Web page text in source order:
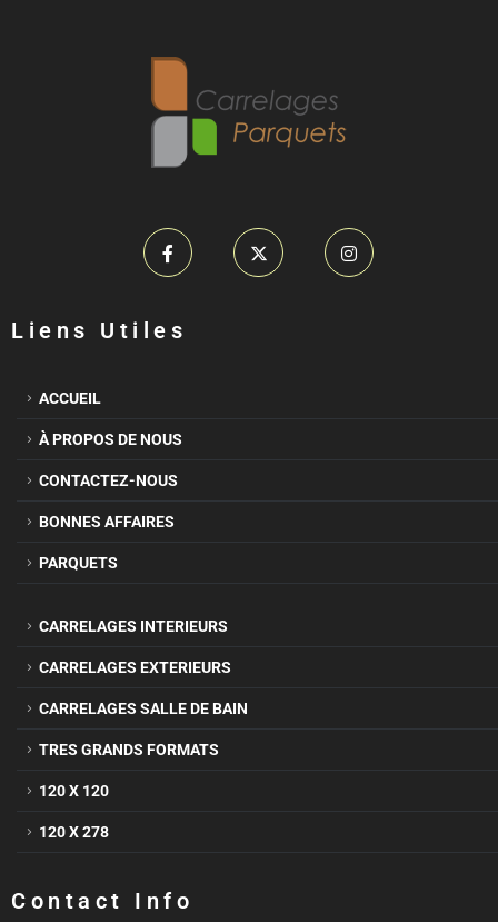
Liens Utiles
ACCUEIL
À PROPOS DE NOUS
CONTACTEZ-NOUS
BONNES AFFAIRES
PARQUETS
CARRELAGES INTERIEURS
CARRELAGES EXTERIEURS
CARRELAGES SALLE DE BAIN
TRES GRANDS FORMATS
120 X 120
120 X 278
Contact Info